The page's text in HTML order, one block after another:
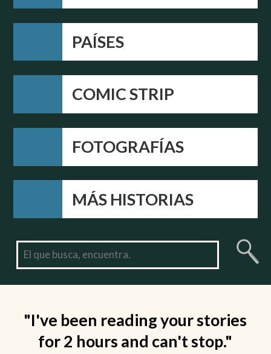
PAÍSES
COMIC STRIP
FOTOGRAFÍAS
MÁS HISTORIAS
"I've been reading your stories
for 2 hours and can't stop."